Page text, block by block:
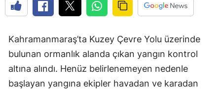
Kahramanmaraş’ta Kuzey Çevre Yolu üzerinde
bulunan ormanlık alanda çıkan yangın kontrol
altına alındı. Henüz belirlenemeyen nedenle
başlayan yangına ekipler havadan ve karadan